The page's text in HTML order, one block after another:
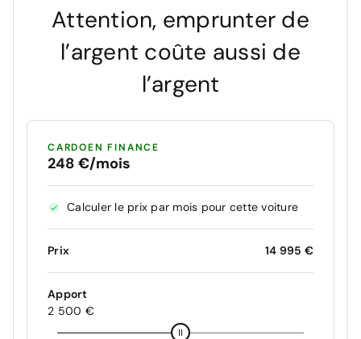
Attention, emprunter de
l’argent coûte aussi de
l’argent
CARDOEN FINANCE
248 €/mois
Calculer le prix par mois pour cette voiture
Prix 14 995 €
Apport
2 500 €